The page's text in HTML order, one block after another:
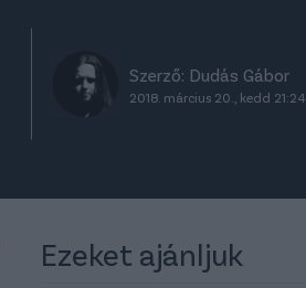
Szerző: Dudás Gábor
2018. március 20., kedd 21:24
Ezeket ajánljuk